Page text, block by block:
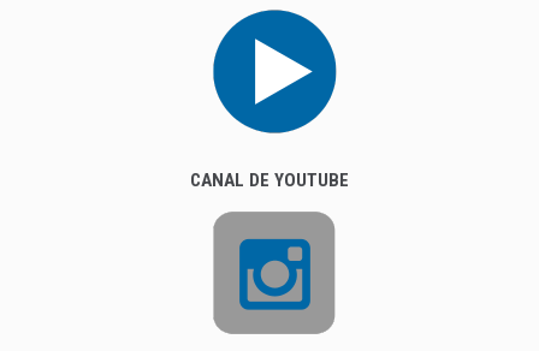
CANAL DE YOUTUBE